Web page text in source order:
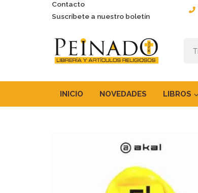
Contacto
Suscríbete a nuestro boletín
INICIO NOVEDADES LIBROS